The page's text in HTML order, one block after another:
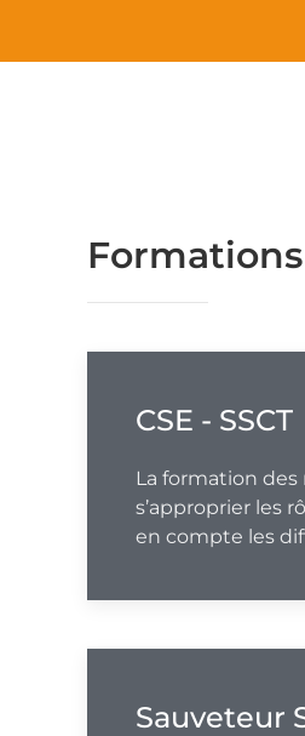
CSE - SSCT
La formation des
s’approprier les
en compte les
Sauveteur